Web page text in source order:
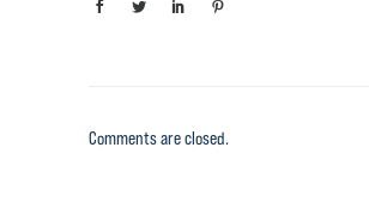
Comments are closed.